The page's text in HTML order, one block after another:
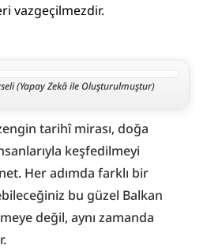
vazgeçilmezdir.
(Yapay Zekâ ile Oluşturulmuştur)
tarihî mirası, doğa
keşfedilmeyi
Her adımda farklı bir
bu güzel Balkan
değil, aynı zamanda